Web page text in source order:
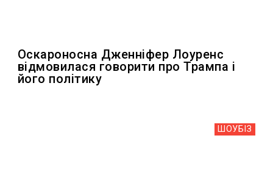
Оскароносна Дженніфер Лоуренс
відмовилася говорити про Трампа і
його політику
ШОУБIЗ